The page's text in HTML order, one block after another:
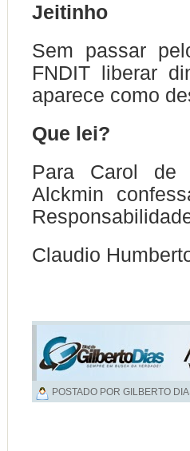
Jeitinho
Sem passar
FNDIT liberar
aparece como
Que lei?
Para Carol de
Alckmin
Claudio
POSTADO POR GILBERTO